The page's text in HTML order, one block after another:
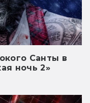
Санты в
ночь 2»